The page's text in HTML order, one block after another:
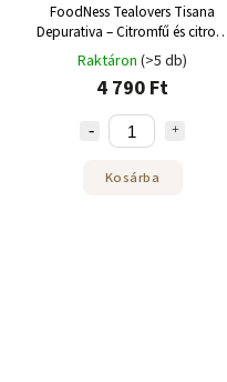
FoodNess Tealovers Tisana
Depurativa – Citromfű és citrom
20 filter 40 g
Raktáron (>5 db)
4 790 Ft
Kosárba